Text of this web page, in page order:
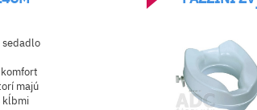
sedadlo
majú
kĺbmi